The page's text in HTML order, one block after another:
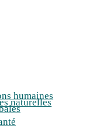
humaines
naturelles